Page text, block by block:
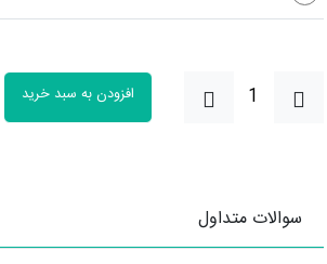
افزودن به سبد خرید
سوالات متداول